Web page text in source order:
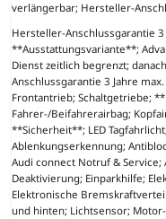
verlängerbar; Hersteller-
Hersteller-Anschlussgarantie
**Ausstattungsvariante**;
Dienst zeitlich begrenzt;
Anschlussgarantie 3 Jahre
Frontantrieb; Schaltgetriebe;
Fahrer-/Beifahrerairbag;
**Sicherheit**; LED
Ablenkungserkennung;
Audi connect Notruf &
Deaktivierung; Einparkhilfe;
Elektronische
und hinten; Lichtsensor;